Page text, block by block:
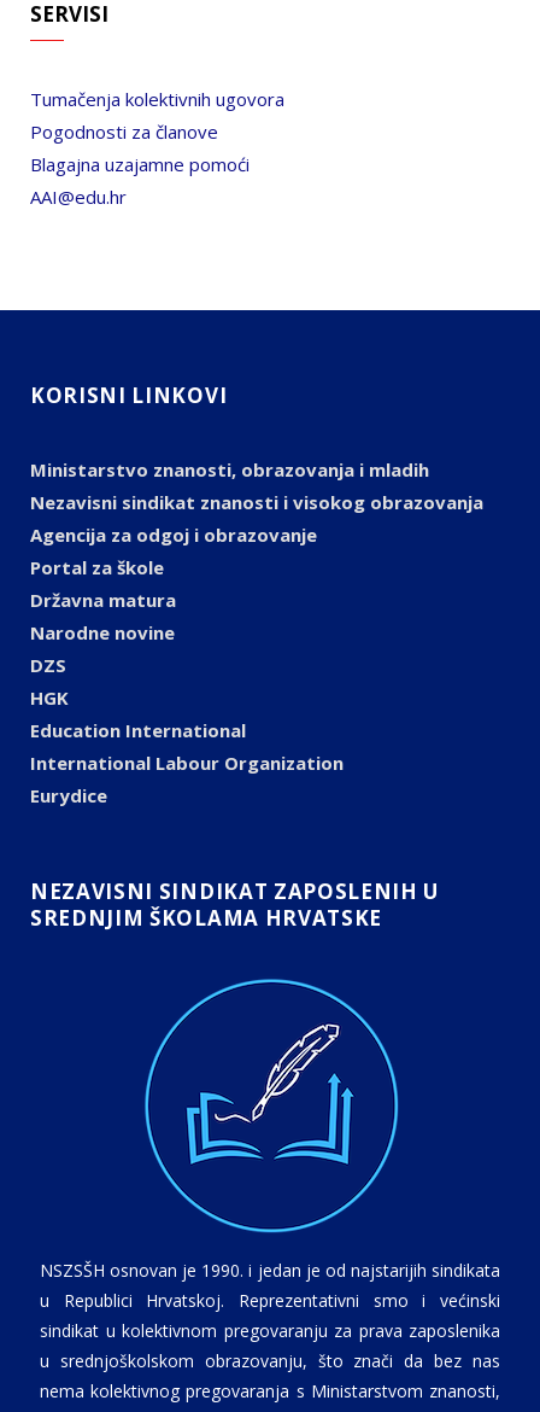
SERVISI
Tumačenja kolektivnih ugovora
Pogodnosti za članove
Blagajna uzajamne pomoći
AAI@edu.hr
KORISNI LINKOVI
Ministarstvo znanosti, obrazovanja i mladih
Nezavisni sindikat znanosti i visokog obrazovanja
Agencija za odgoj i obrazovanje
Portal za škole
Državna matura
Narodne novine
DZS
HGK
Education International
International Labour Organization
Eurydice
NEZAVISNI SINDIKAT ZAPOSLENIH U
SREDNJIM ŠKOLAMA HRVATSKE
NSZSŠH osnovan je 1990. i jedan je od najstarijih sindikata
u Republici Hrvatskoj. Reprezentativni smo i većinski
sindikat u kolektivnom pregovaranju za prava zaposlenika
u srednjoškolskom obrazovanju, što znači da bez nas
nema kolektivnog pregovaranja s Ministarstvom znanosti,